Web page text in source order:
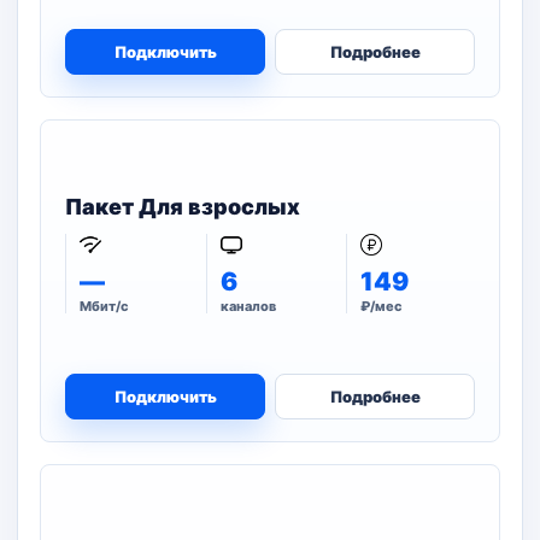
Подключить Подробнее
Пакет Для взрослых
—
Мбит/с
6
каналов
149
₽/мес
Подключить Подробнее